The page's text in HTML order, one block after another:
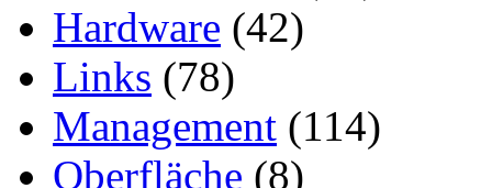
Hardware (42)
Links (78)
Management (114)
Oberfläche (8)